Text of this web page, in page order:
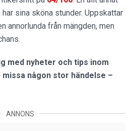
sina sköna stunder. Uppskattar
annorlunda från mängden, men
med nyheter och tips inom
någon stor händelse –
ANNONS